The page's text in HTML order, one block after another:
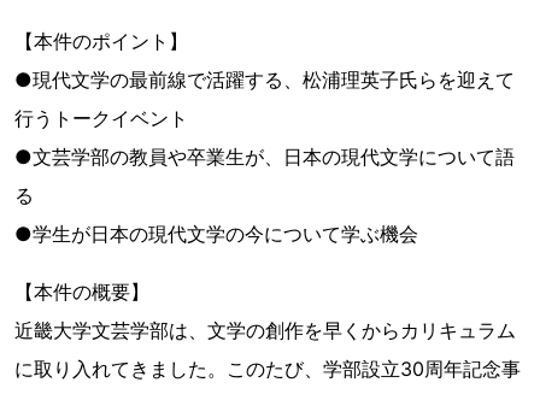
【本件のポイント】
●現代文学の最前線で活躍する、松浦理英子氏らを迎えて
行うトークイベント
●文芸学部の教員や卒業生が、日本の現代文学について語
る
●学生が日本の現代文学の今について学ぶ機会
【本件の概要】
近畿大学文芸学部は、文学の創作を早くからカリキュラム
に取り入れてきました。このたび、学部設立30周年記念事